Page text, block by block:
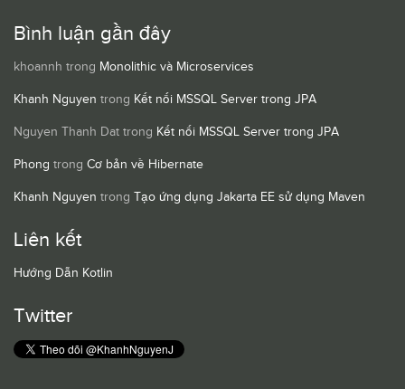
Bình luận gần đây
khoannh trong Monolithic và Microservices
Khanh Nguyen trong Kết nối MSSQL Server trong JPA
Nguyen Thanh Dat trong Kết nối MSSQL Server trong JPA
Phong trong Cơ bản về Hibernate
Khanh Nguyen trong Tạo ứng dụng Jakarta EE sử dụng Maven
Liên kết
Hướng Dẫn Kotlin
Twitter